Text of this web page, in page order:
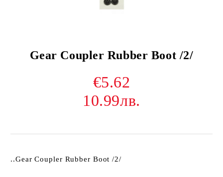
Gear Coupler Rubber Boot /2/
€5.62
10.99лв.
..Gear Coupler Rubber Boot /2/